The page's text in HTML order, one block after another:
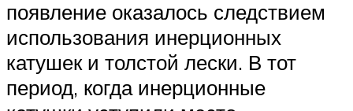
появление оказалось следствием
использования инерционных
катушек и толстой лески. В тот
период, когда инерционные